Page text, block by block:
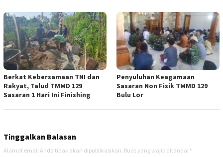
Berkat Kebersamaan TNI dan
Rakyat, Talud TMMD 129
Sasaran 1 Hari Ini Finishing
Penyuluhan Keagamaan
Sasaran Non Fisik TMMD 129
Bulu Lor
Tinggalkan Balasan
Alamat email Anda tidak akan dipublikasikan. Ruas yang wajib ditandai *